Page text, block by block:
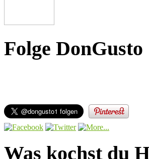
Folge DonGusto
Was kochst du